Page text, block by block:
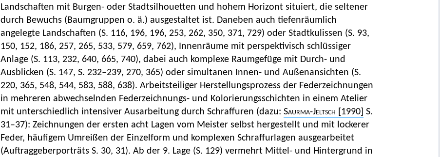
Landschaften mit Burgen- oder Stadtsilhouetten und hohem Horizont situiert, die seltener
durch Bewuchs (Baumgruppen o. ä.) ausgestaltet ist. Daneben auch tiefenräumlich
angelegte Landschaften (S. 116, 196, 196, 253, 262, 350, 371, 729) oder Stadtkulissen (S. 93,
150, 152, 186, 257, 265, 533, 579, 659, 762), Innenräume mit perspektivisch schlüssiger
Anlage (S. 113, 232, 640, 665, 740), dabei auch komplexe Raumgefüge mit Durch- und
Ausblicken (S. 147, S. 232–239, 270, 365) oder simultanen Innen- und Außenansichten (S.
220, 365, 548, 544, 583, 588, 638). Arbeitsteiliger Herstellungsprozess der Federzeichnungen
in mehreren abwechselnden Federzeichnungs- und Kolorierungsschichten in einem Atelier
mit unterschiedlich intensiver Ausarbeitung durch Schraffuren (dazu: Saurma-Jeltsch [1990] S.
31–37): Zeichnungen der ersten acht Lagen vom Meister selbst hergestellt und mit lockerer
Feder, häufigem Umreißen der Einzelform und komplexen Schraffurlagen ausgearbeitet
(Auftraggeberporträts S. 30, 31). Ab der 9. Lage (S. 129) vermehrt Mittel- und Hintergrund in